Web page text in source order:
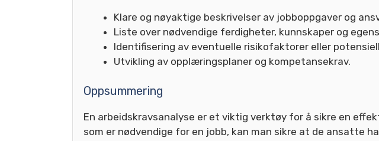
Klare og nøyaktige beskrivelser av jobboppgaver og
Liste over nødvendige ferdigheter, kunnskaper og
Identifisering av eventuelle risikofaktorer eller
Utvikling av opplæringsplaner og kompetansekrav.
Oppsummering
En arbeidskravsanalyse er et viktig verktøy for å sikre en
som er nødvendige for en jobb, kan man sikre at de ansatte